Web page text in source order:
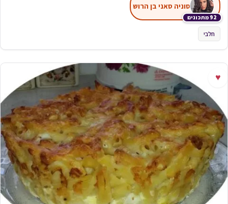
92 מתכונים
סוניה סאני בן הרוש
חלבי
♥